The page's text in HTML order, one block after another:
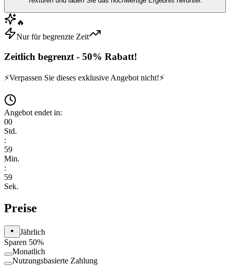
🔥
Nur für begrenzte Zeit
Zeitlich begrenzt - 50% Rabatt!
⚡Verpassen Sie dieses exklusive Angebot nicht!⚡
Angebot endet in:
00
Std.
:
59
Min.
:
59
Sek.
Preise
Jährlich
Sparen 50%
Monatlich
Nutzungsbasierte Zahlung